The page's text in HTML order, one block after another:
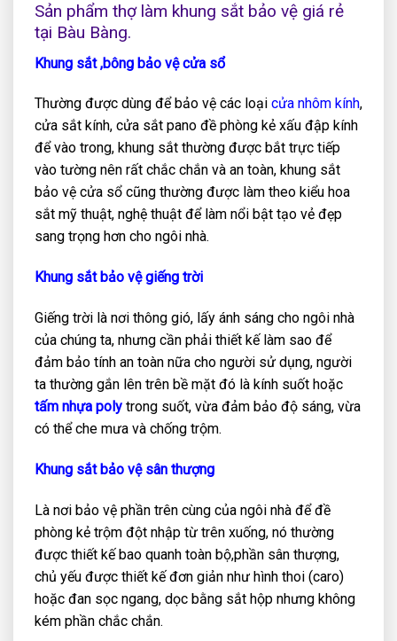
Sản phẩm thợ làm khung sắt bảo vệ giá rẻ
tại Bàu Bàng.
Khung sắt ,bông bảo vệ cửa sổ
Thường được dùng để bảo vệ các loại cửa nhôm kính,
cửa sắt kính, cửa sắt pano đề phòng kẻ xấu đập kính
để vào trong, khung sắt thường được bắt trực tiếp
vào tường nên rất chắc chắn và an toàn, khung sắt
bảo vệ cửa sổ cũng thường được làm theo kiểu hoa
sắt mỹ thuật, nghệ thuật để làm nổi bật tạo vẻ đẹp
sang trọng hơn cho ngôi nhà.
Khung sắt bảo vệ giếng trời
Giếng trời là nơi thông gió, lấy ánh sáng cho ngôi nhà
của chúng ta, nhưng cần phải thiết kế làm sao để
đảm bảo tính an toàn nữa cho người sử dụng, người
ta thường gắn lên trên bề mặt đó là kính suốt hoặc
tấm nhựa poly trong suốt, vừa đảm bảo độ sáng, vừa
có thể che mưa và chống trộm.
Khung sắt bảo vệ sân thượng
Là nơi bảo vệ phần trên cùng của ngôi nhà để đề
phòng kẻ trộm đột nhập từ trên xuống, nó thường
được thiết kế bao quanh toàn bộ,phần sân thượng,
chủ yếu được thiết kế đơn giản như hình thoi (caro)
hoặc đan sọc ngang, dọc bằng sắt hộp nhưng không
kém phần chắc chắn.